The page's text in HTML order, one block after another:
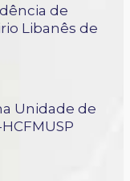
de
Libanês de
Unidade de
HCFMUSP